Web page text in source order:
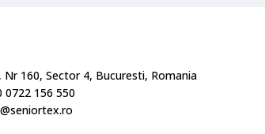
Nr 160, Sector 4, Bucuresti, Romania
0722 156 550